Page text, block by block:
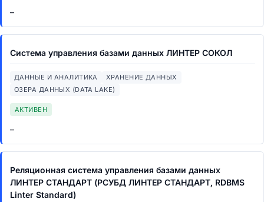
–
Система управления базами данных ЛИНТЕР СОКОЛ
ДАННЫЕ И АНАЛИТИКА
ХРАНЕНИЕ ДАННЫХ
ОЗЕРА ДАННЫХ (DATA LAKE)
АКТИВЕН
–
Реляционная система управления базами данных
ЛИНТЕР СТАНДАРТ (РСУБД ЛИНТЕР СТАНДАРТ, RDBMS
Linter Standard)